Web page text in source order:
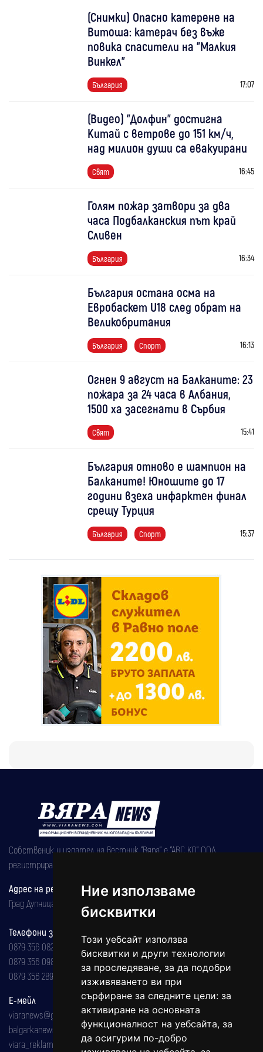
Ние използваме
бисквитки
Този уебсайт използва
бисквитки и други технологии
за проследяване, за да подобри
изживяването ви при
сърфиране за следните цели: за
активиране на основната
функционалност на уебсайта, за
да осигурим по-добро
(Снимки) Опасно катерене на
Витоша: катерач без въже
повика спасители на "Малкия
Винкел"
България 17:07
(Видео) "Долфин" достигна
Китай с ветрове до 151 км/ч,
над милион души са евакуирани
Свят 16:45
Голям пожар затвори за два
часа Подбалканския път край
Сливен
България 16:34
България остана осма на
Евробаскет U18 след обрат на
Великобритания
България Спорт 16:13
Огнен 9 август на Балканите: 23
пожара за 24 часа в Албания,
1500 ха засегнати в Сърбия
Свят 15:41
България отново е шампион на
Балканите! Юношите до 17
години взеха инфарктен финал
срещу Турция
България Спорт 15:37
Собственик и издател на вестник "Вяра" е "АВС КО" ООД,
регистрирана на 08.05.2002 година.
Адрес на редакцията
Град Дупница, ул.''Христо Ботев" 43
Телефони за реклама и абонаменти
0879 356 082
0879 356 098
0879 356 289
Е-мейл
viaranews@gmail.com
balgarkanews@gmail.com
viara_reklama@mail.bg